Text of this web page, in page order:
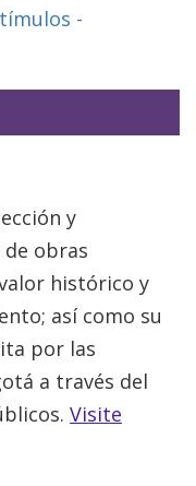
-
y
obras
histórico y
así como su
por las
a través del
Visite